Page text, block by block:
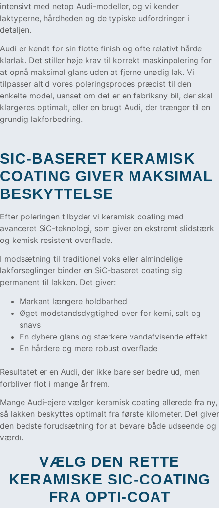
intensivt med netop Audi-modeller, og vi kender
laktyperne, hårdheden og de typiske udfordringer i
detaljen.
Audi er kendt for sin flotte finish og ofte relativt hårde
klarlak. Det stiller høje krav til korrekt maskinpolering for
at opnå maksimal glans uden at fjerne unødig lak. Vi
tilpasser altid vores poleringsproces præcist til den
enkelte model, uanset om det er en fabriksny bil, der skal
klargøres optimalt, eller en brugt Audi, der trænger til en
grundig lakforbedring.
SIC-BASERET KERAMISK
COATING GIVER MAKSIMAL
BESKYTTELSE
Efter poleringen tilbyder vi keramisk coating med
avanceret SiC-teknologi, som giver en ekstremt slidstærk
og kemisk resistent overflade.
I modsætning til traditionel voks eller almindelige
lakforseglinger binder en SiC-baseret coating sig
permanent til lakken. Det giver:
Markant længere holdbarhed
Øget modstandsdygtighed over for kemi, salt og
snavs
En dybere glans og stærkere vandafvisende effekt
En hårdere og mere robust overflade
Resultatet er en Audi, der ikke bare ser bedre ud, men
forbliver flot i mange år frem.
Mange Audi-ejere vælger keramisk coating allerede fra ny,
så lakken beskyttes optimalt fra første kilometer. Det giver
den bedste forudsætning for at bevare både udseende og
værdi.
VÆLG DEN RETTE
KERAMISKE SIC-COATING
FRA OPTI-COAT